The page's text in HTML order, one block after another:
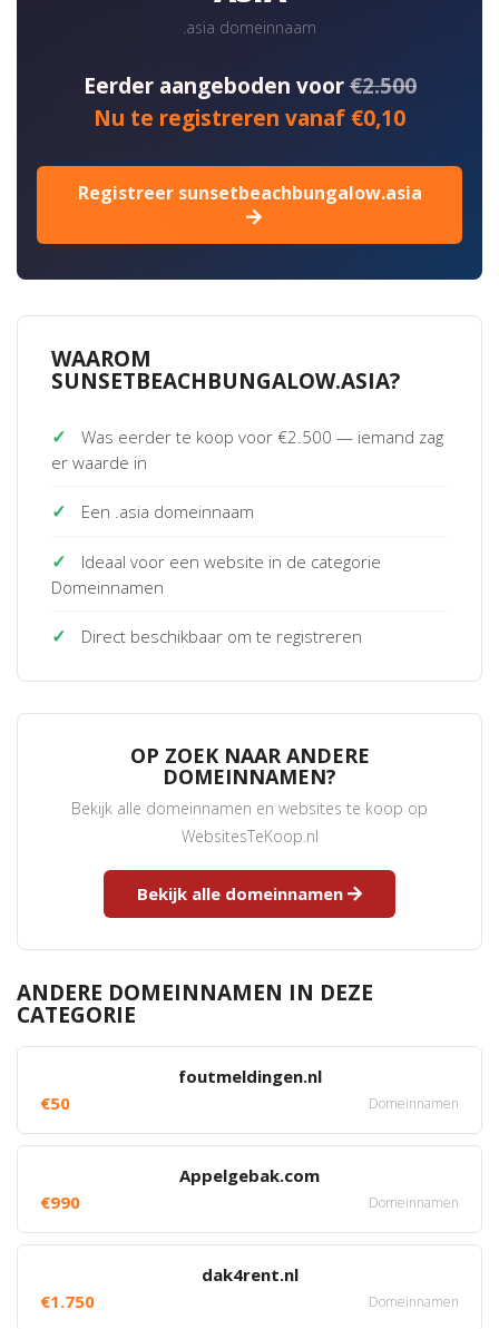
.asia domeinnaam
Eerder aangeboden voor€2.500
Nu te registreren vanaf €0,10
Registreer sunsetbeachbungalow.asia
WAAROM
SUNSETBEACHBUNGALOW.ASIA?
✓
Was eerder te koop voor €2.500 — iemand zag
er waarde in
✓ Een .asia domeinnaam
✓
Ideaal voor een website in de categorie
Domeinnamen
✓ Direct beschikbaar om te registreren
OP ZOEK NAAR ANDERE
DOMEINNAMEN?
Bekijk alle domeinnamen en websites te koop op
WebsitesTeKoop.nl
Bekijk alle domeinnamen
ANDERE DOMEINNAMEN IN DEZE
CATEGORIE
foutmeldingen.nl
€50
Domeinnamen
Appelgebak.com
€990
Domeinnamen
dak4rent.nl
€1.750
Domeinnamen